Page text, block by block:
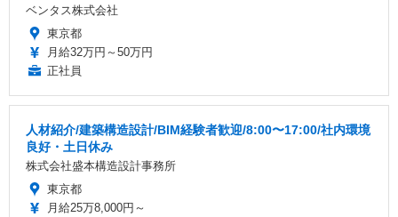
ベンタス株式会社
東京都
月給32万円～50万円
正社員
人材紹介/建築構造設計/BIM経験者歓迎/8:00〜17:00/社内環境
良好・土日休み
株式会社盛本構造設計事務所
東京都
月給25万8,000円～